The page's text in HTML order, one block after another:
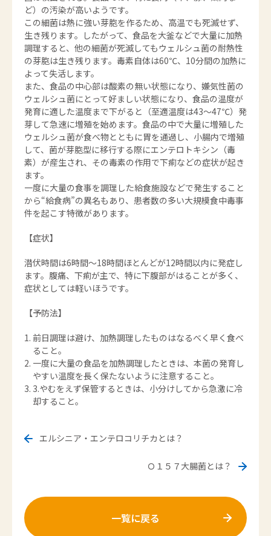
ど）の汚染が高いようです。
この細菌は熱に強い芽胞を作るため、高温でも死滅せず、
生き残ります。したがって、食品を大釜などで大量に加熱
調理すると、他の細菌が死滅してもウェルシュ菌の耐熱性
の芽胞は生き残ります。毒素自体は60℃、10分間の加熱に
よって失活します。
また、食品の中心部は酸素の無い状態になり、嫌気性菌の
ウェルシュ菌にとって好ましい状態になり、食品の温度が
発育に適した温度まで下がると（至適温度は43～47℃）発
芽して急速に増殖を始めます。食品の中で大量に増殖した
ウェルシュ菌が食べ物とともに胃を通過し、小腸内で増殖
して、菌が芽胞型に移行する際にエンテロトキシン（毒
素）が産生され、その毒素の作用で下痢などの症状が起き
ます。
一度に大量の食事を調理した給食施設などで発生すること
から“給食病”の異名もあり、患者数の多い大規模食中毒事
件を起こす特徴があります。
【症状】
潜伏時間は6時間～18時間ほとんどが12時間以内に発症し
ます。腹痛、下痢が主で、特に下腹部がはることが多く、
症状としては軽いほうです。
【予防法】
前日調理は避け、加熱調理したものはなるべく早く食べ
ること。
一度に大量の食品を加熱調理したときは、本菌の発育し
やすい温度を長く保たないように注意すること。
3.やむをえず保管するときは、小分けしてから急激に冷
却すること。
エルシニア・エンテロコリチカとは？
Ｏ１５７大腸菌とは？
一覧に戻る